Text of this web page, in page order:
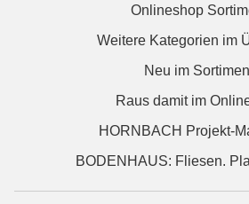
Onlineshop
Weitere Kategorien im
Neu im
Raus damit im
HORNBACH Projekt-
BODENHAUS: Fliesen.